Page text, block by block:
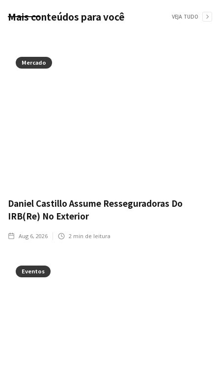
Mais conteúdos para você VEJA TUDO
Mercado
Daniel Castillo Assume Resseguradoras Do
IRB(Re) No Exterior
Aug 6, 2026 2 min de leitura
Eventos